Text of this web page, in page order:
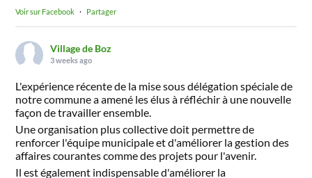
Voir sur Facebook · Partager
Village de Boz
3 weeks ago
L'expérience récente de la mise sous délégation spéciale de
notre commune a amené les élus à réfléchir à une nouvelle
façon de travailler ensemble.
Une organisation plus collective doit permettre de
renforcer l'équipe municipale et d'améliorer la gestion des
affaires courantes comme des projets pour l'avenir.
Il est également indispensable d'améliorer la